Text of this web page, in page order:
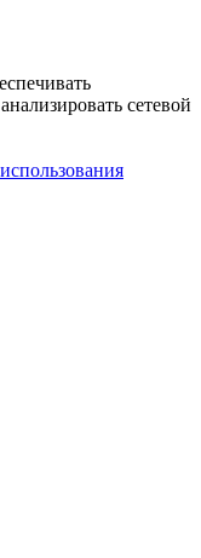
сетевой